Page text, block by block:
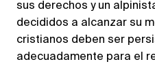
sus derechos y un
decididos a alcanzar su
cristianos deben ser
adecuadamente para el